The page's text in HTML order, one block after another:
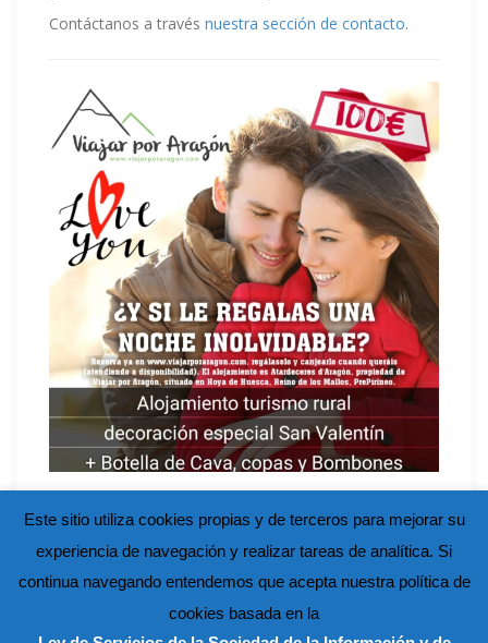
Contáctanos a través nuestra sección de contacto.
Este sitio utiliza cookies propias y de terceros para mejorar su
experiencia de navegación y realizar tareas de analítica. Si
continua navegando entendemos que acepta nuestra política de
cookies basada en la